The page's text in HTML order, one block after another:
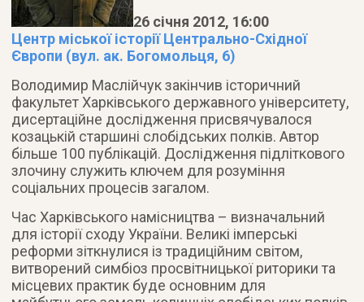
26 січня 2012, 16:00
Центр міської історії Центрально-Східної
Європи (вул. ак. Богомольця, 6)
Володимир Маслійчук закінчив історичний
факультет Харківського державного університету,
дисертаційне дослідження присвячувалося
козацькій старшині слобідських полків. Автор
більше 100 публікацій. Дослідження підліткового
злочину служить ключем для розуміння
соціальних процесів загалом.
Час Харківського намісництва – визначальний
для історії сходу України. Великі імперські
реформи зіткнулися із традиційним світом,
витворений симбіоз просвітницької риторики та
місцевих практик буде основним для